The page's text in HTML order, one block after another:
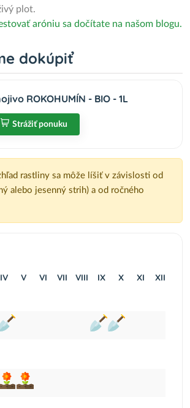
plot.
aróniu sa dočítate na našom blogu.
dokúpiť
ROKOHUMÍN - BIO - 1L
Strážiť ponuku
rastliny sa môže líšiť v závislosti od
alebo jesenný strih) a od ročného
IV V VI VII VIII IX X XI XII